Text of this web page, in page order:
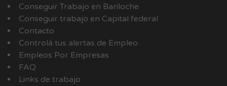
Conseguir Trabajo en Bariloche
Conseguir trabajo en Capital federal
Contacto
Controlá tus alertas de Empleo
Empleos Por Empresas
FAQ
Links de trabajo